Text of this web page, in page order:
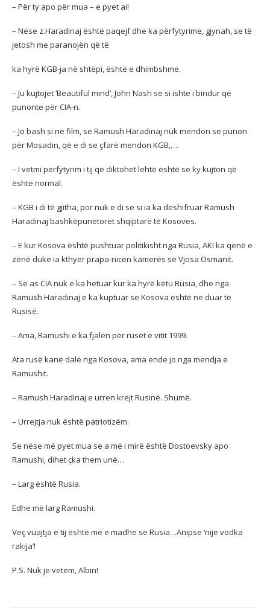
– Për ty apo për mua – e pyet ai!
– Nëse z.Haradinaj është paqejf dhe ka përfytyrime, gjynah, se të
jetosh me paranojën që të
ka hyrë KGB-ja në shtëpi, është e dhimbshme.
– Ju kujtojet ‘Beautiful mind’, John Nash se si ishte i bindur që
punonte për CIA-n.
– Jo bash si në film, se Ramush Haradinaj nuk mendon se punon
për Mosadin, që e di se çfarë mendon KGB,….
– I vetmi përfytyrim i tij që diktohet lehtë është se ky kujton që
është normal.
– KGB i di të gjitha, por nuk e di se si ia ka deshifruar Ramush
Haradinaj bashkëpunëtorët shqiptarë të Kosovës.
– E kur Kosova është pushtuar politikisht nga Rusia, AKI ka qenë e
zënë duke ia kthyer prapa-nicën kamerës së Vjosa Osmanit.
– Se as CIA nuk e ka hetuar kur ka hyrë këtu Rusia, dhe nga
Ramush Haradinaj e ka kuptuar se Kosova është në duar të
Rusisë.
– Ama, Ramushi e ka fjalën për rusët e vitit 1999.
Ata rusë kanë dalë nga Kosova, ama ende jo nga mendja e
Ramushit.
– Ramush Haradinaj e urren krejt Rusinë. Shumë.
– Urrejtja nuk është patriotizëm.
Se nëse më pyet mua se a më i mirë është Dostoevsky apo
Ramushi, dihet çka them unë…
– Larg është Rusia.
Edhe më larg Ramushi.
Veç vuajtja e tij është më e madhe se Rusia…Anipse ‘nije vodka
rakija’!
P.S. Nuk je vetëm, Albin!